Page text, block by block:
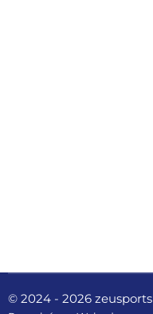
© 2024 - 2026 zeusports